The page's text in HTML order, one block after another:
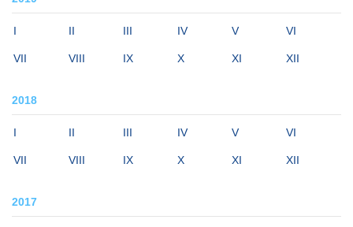
I II III IV V VI
VII VIII IX X XI XII
2018
I II III IV V VI
VII VIII IX X XI XII
2017